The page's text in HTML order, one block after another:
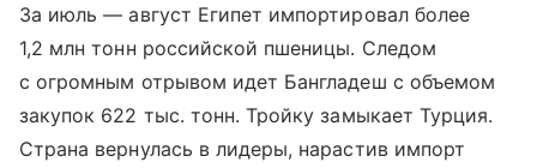
За июль — август Египет импортировал более
1,2 млн тонн российской пшеницы. Следом
с огромным отрывом идет Бангладеш с объемом
закупок 622 тыс. тонн. Тройку замыкает Турция.
Страна вернулась в лидеры, нарастив импорт